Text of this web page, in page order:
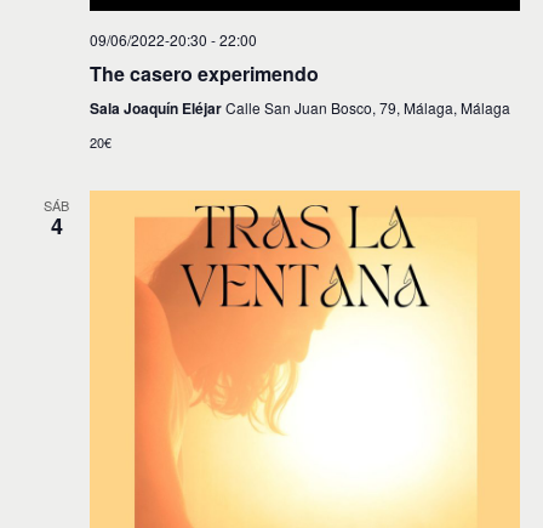
09/06/2022-20:30 -22:00
The casero experimendo
Sala Joaquín EléjarCalle San Juan Bosco, 79, Málaga, Málaga
20€
SÁB
4